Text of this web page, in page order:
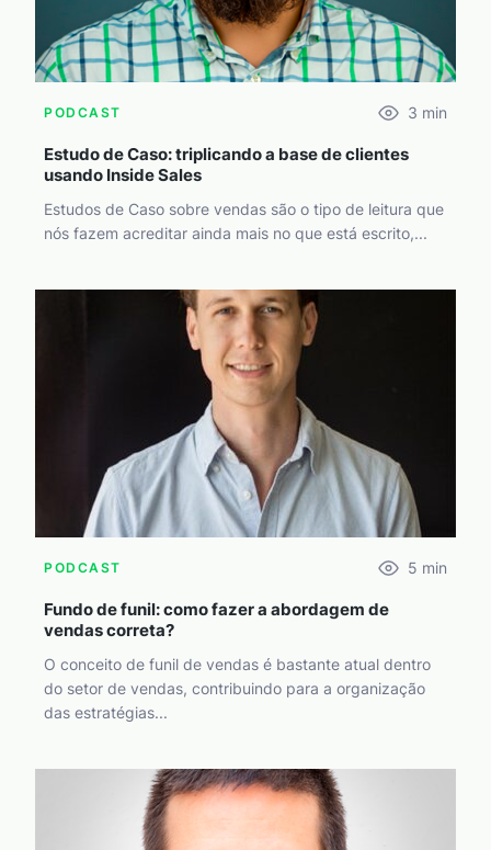
PODCAST 3 min
Estudo de Caso: triplicando a base de clientes
usando Inside Sales
Estudos de Caso sobre vendas são o tipo de leitura que
nós fazem acreditar ainda mais no que está escrito,...
PODCAST 5 min
Fundo de funil: como fazer a abordagem de
vendas correta?
O conceito de funil de vendas é bastante atual dentro
do setor de vendas, contribuindo para a organização
das estratégias...